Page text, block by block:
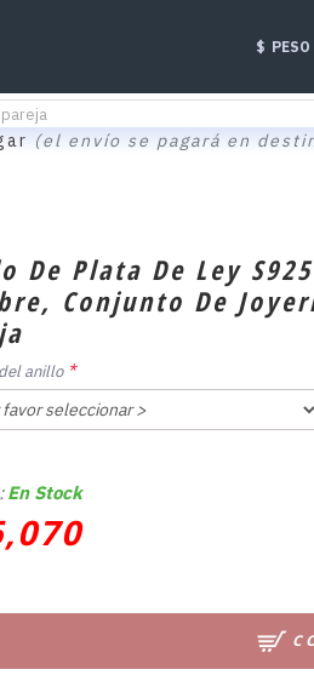
$
(el envío se pagará en
De Plata De Ley
Conjunto De
En Stock
anillo